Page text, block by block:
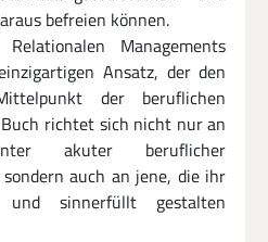
befreien können.
Managements
Ansatz, der den
der beruflichen
richtet sich nicht nur an
akuter beruflicher
auch an jene, die ihr
und sinnerfüllt gestalten